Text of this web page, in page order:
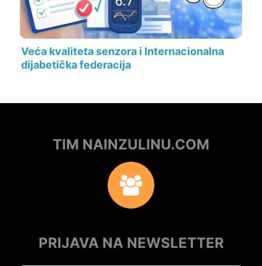
Veća kvaliteta senzora i Internacionalna
dijabetička federacija
TIM NAINZULINU.COM
PRIJAVA NA NEWSLETTER